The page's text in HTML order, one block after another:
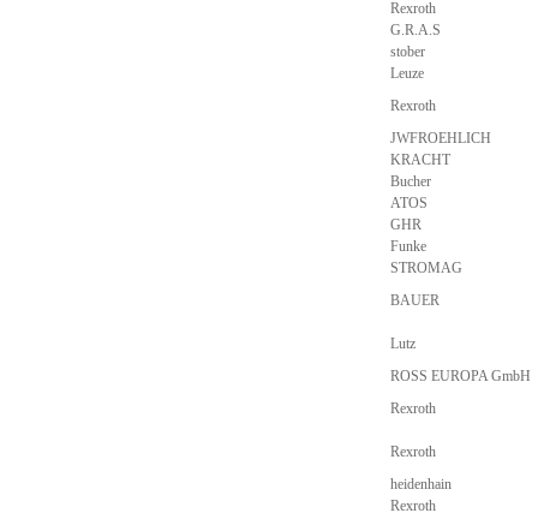
Rexroth
G.R.A.S
stober
Leuze
Rexroth
JWFROEHLICH
KRACHT
Bucher
ATOS
GHR
Funke
STROMAG
BAUER
Lutz
ROSS EUROPA GmbH
Rexroth
Rexroth
heidenhain
Rexroth